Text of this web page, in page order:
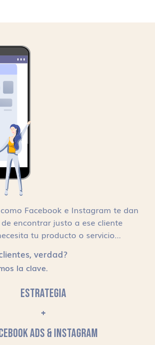
Facebook e Instagram te dan
encontrar justo a ese cliente
tu producto o servicio…
verdad?
la clave.
ESTRATEGIA
+
ADS & INSTAGRAM